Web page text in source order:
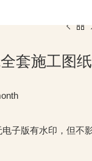
套施工图纸
子版有水印，但不